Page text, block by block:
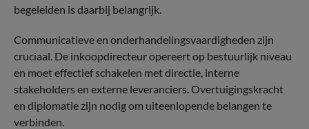
begeleiden is daarbij belangrijk.
Communicatieve en onderhandelingsvaardigheden zijn
cruciaal. De inkoopdirecteur opereert op bestuurlijk niveau
en moet effectief schakelen met directie, interne
stakeholders en externe leveranciers. Overtuigingskracht
en diplomatie zijn nodig om uiteenlopende belangen te
verbinden.